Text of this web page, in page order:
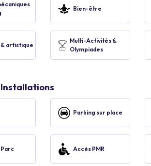
Bien-être
artistique
Multi-Activités &
Olympiades
Installations
Parking sur place
Accès PMR